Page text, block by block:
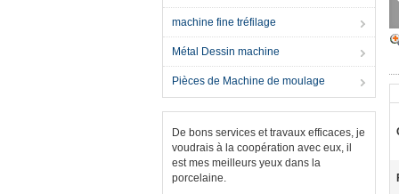
machine fine tréfilage
Métal Dessin machine
Pièces de Machine de moulage
De bons services et travaux efficaces, je
voudrais à la coopération avec eux, il
est mes meilleurs yeux dans la
porcelaine.